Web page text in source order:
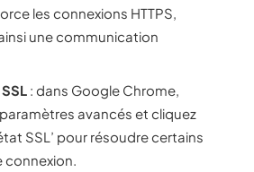
les connexions HTTPS,
une communication
: dans Google Chrome,
avancés et cliquez
SSL’ pour résoudre certains